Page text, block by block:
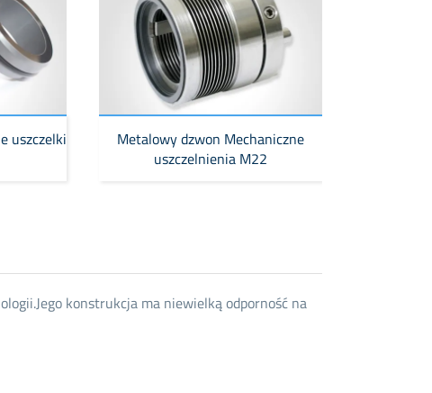
uszczelki
Metalowy dzwon Mechaniczne
uszczelnienia M22
konstrukcja ma niewielką odporność na